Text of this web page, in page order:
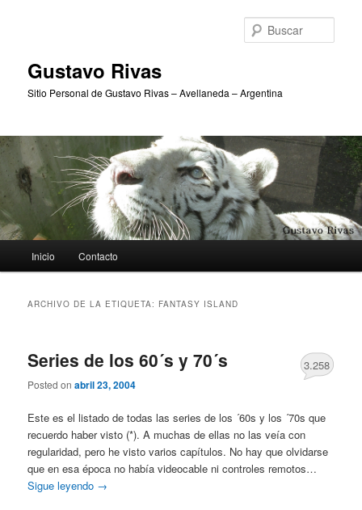
Gustavo Rivas
Sitio Personal de Gustavo Rivas – Avellaneda – Argentina
principal
Inicio Contacto
ARCHIVO DE LA ETIQUETA: FANTASY ISLAND
Series de los 60´s y 70´s
Posted onabril 23, 2004
3.258
Este es el listado de todas las series de los ´60s y los ´70s que
recuerdo haber visto (*). A muchas de ellas no las veía con
regularidad, pero he visto varios capítulos. No hay que olvidarse
que en esa época no había videocable ni controles remotos…
Sigue leyendo →